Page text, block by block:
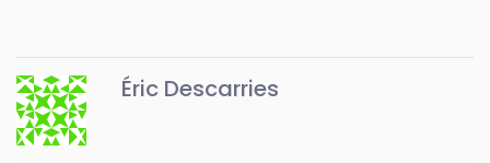
Éric Descarries